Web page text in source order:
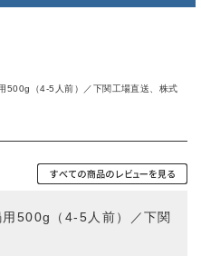
500g（4-5人前）／下関工場直送、株式
500g（4-5人前）／下関